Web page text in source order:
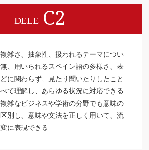
DELE C2
雑さ、抽象性、扱われるテーマについ
、用いられるスペイン語の多様さ、表
に関わらず、見たり聞いたりしたこと
て理解し、あらゆる状況に対応できる
雑なビジネスや学術の分野でも意味の
別し、意味や文法を正しく用いて、流
に表現できる